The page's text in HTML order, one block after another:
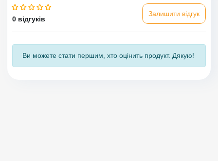
0 відгуків
Залишити відгук
Ви можете стати першим, хто оцінить продукт. Дякую!